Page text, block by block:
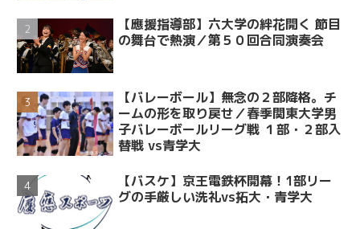
【應援指導部】六大学の絆花開く 節目
の舞台で熱演／第５０回合同演奏会
【バレーボール】無念の２部降格。チ
ームの形を取り戻せ／春季関東大学男
子バレーボールリーグ戦 １部・２部入
替戦 vs青学大
【バスケ】京王電鉄杯開幕！1部リー
グの手厳しい洗礼vs拓大・青学大